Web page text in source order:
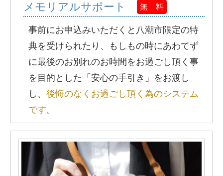
メモリアルサポート 無 料
事前にお申込みいただくと八潮市限定の特
典を受けられたり、もしもの時にあわてず
に最後のお別れのお時間をお過ごし頂く事
を目的とした「安心の手引き」をお渡し
し、後悔のなくお過ごし頂く為のシステム
です。